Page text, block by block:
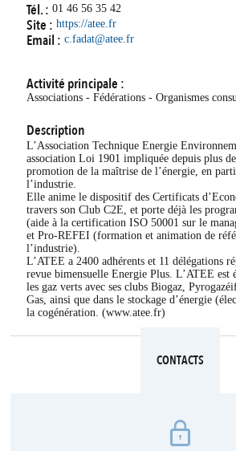
Tél. : 01 46 56 35 42
Site : https://atee.fr
Email : c.fadat@atee.fr
Activité principale :
Associations - Fédérations - Organismes
Description
L’Association Technique Energie
association Loi 1901 impliquée depuis plus
promotion de la maîtrise de l’énergie, en
l’industrie.
Elle anime le dispositif des Certificats
travers son Club C2E, et porte déjà les
(aide à la certification ISO 50001 sur le
et Pro-REFEI (formation et animation de
l’industrie).
L’ATEE a 2400 adhérents et 11 délégations
revue bimensuelle Energie Plus. L’ATEE est
les gaz verts avec ses clubs Biogaz,
Gas, ainsi que dans le stockage d’énergie
la cogénération. (www.atee.fr)
CONTACTS